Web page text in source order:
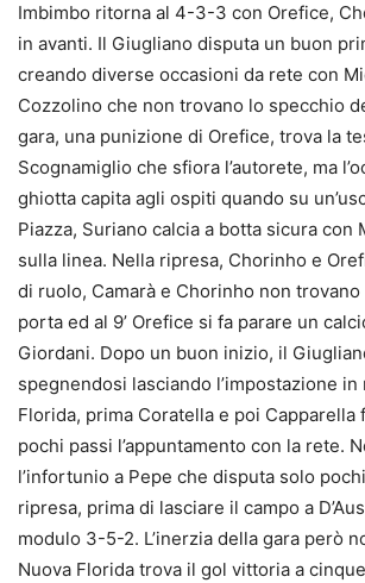
Imbimbo ritorna al 4-3-3 con Orefice,
in avanti. Il Giugliano disputa un buon
creando diverse occasioni da rete con
Cozzolino che non trovano lo specchio
gara, una punizione di Orefice, trova la
Scognamiglio che sfiora l’autorete, ma
ghiotta capita agli ospiti quando su
Piazza, Suriano calcia a botta sicura con
sulla linea. Nella ripresa, Chorinho e
di ruolo, Camarà e Chorinho non
porta ed al 9’ Orefice si fa parare un
Giordani. Dopo un buon inizio, il
spegnendosi lasciando l’impostazione in
Florida, prima Coratella e poi Capparella
pochi passi l’appuntamento con la rete.
l’infortunio a Pepe che disputa solo
ripresa, prima di lasciare il campo a
modulo 3-5-2. L’inerzia della gara però
Nuova Florida trova il gol vittoria a